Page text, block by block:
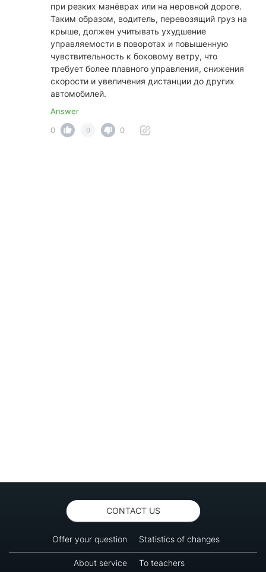
при резких манёврах или на неровной дороге.
Таким образом, водитель, перевозящий груз на
крыше, должен учитывать ухудшение
управляемости в поворотах и повышенную
чувствительность к боковому ветру, что
требует более плавного управления, снижения
скорости и увеличения дистанции до других
автомобилей.
Answer
0
0 0
CONTACT US
Offer your question Statistics of changes
About service
To teachers